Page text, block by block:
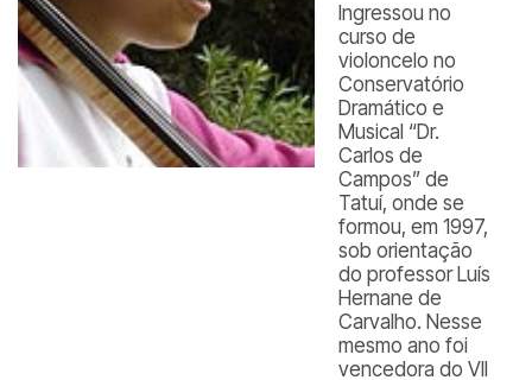
Ingressou no
curso de
violoncelo no
Conservatório
Dramático e
Musical “Dr.
Carlos de
Campos” de
Tatuí, onde se
formou, em 1997,
sob orientação
do professor Luís
Hernane de
Carvalho. Nesse
mesmo ano foi
vencedora do VII